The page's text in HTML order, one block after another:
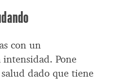
con un
Pone
dado que tiene